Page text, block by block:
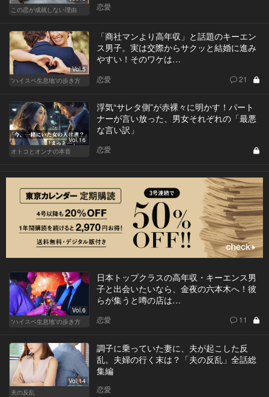
この恋が成就しない理由
恋愛
Vol.5
“ハイスペ生息地”の歩き方
「商社マンより高年収」と話題のキーエン
ス男子。実は交際からサクッと結婚に進み
やすい！そのワケは…
恋愛 21
Vol.16
オトコとオンナの本音
浮気“サレタ側”が赤裸々に明かす！パート
ナーが言い放った、男女それぞれの「最悪
な言い訳」
恋愛
Vol.6
“ハイスペ生息地”の歩き方
日本トップクラスの高年収・キーエンス男
子と出会いたいなら、金夜の六本木へ！彼
らが集うと噂の店は…
恋愛 11
Vol.14
夫の反乱
調子に乗っていた妻に、夫が起こした反
乱。夫婦の行く末は？「夫の反乱」全話総
集編
恋愛